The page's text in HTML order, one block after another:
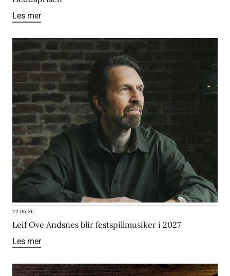
Les mer
12.06.26
Leif Ove Andsnes blir festspillmusiker i 2027
Les mer